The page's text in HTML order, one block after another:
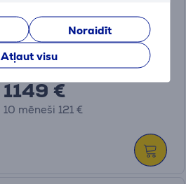
Noraidīt
Atļaut visu
Portatīvais dators
83JQ008SNT
Ir noliktavā
Cena:
1149 €
10 mēneši 121 €